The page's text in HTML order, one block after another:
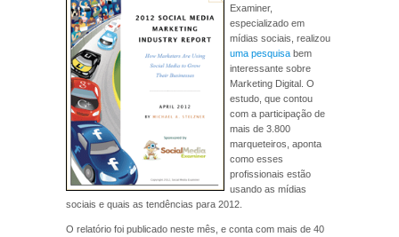
Examiner,
especializado em
mídias sociais, realizou
uma pesquisa bem
interessante sobre
Marketing Digital. O
estudo, que contou
com a participação de
mais de 3.800
marqueteiros, aponta
como esses
profissionais estão
usando as mídias
sociais e quais as tendências para 2012.
O relatório foi publicado neste mês, e conta com mais de 40